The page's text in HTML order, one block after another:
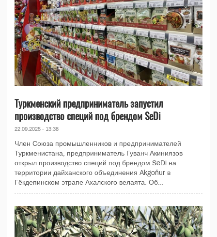
Туркменский предприниматель запустил
производство специй под брендом SeDi
22.09.2025 - 13:38
Член Союза промышленников и предпринимателей
Туркменистана, предприниматель Гуванч Акиниязов
открыл производство специй под брендом SeDi на
территории дайханского объединения Akgoňur в
Гёкдепинском этрапе Ахалского велаята. Об...